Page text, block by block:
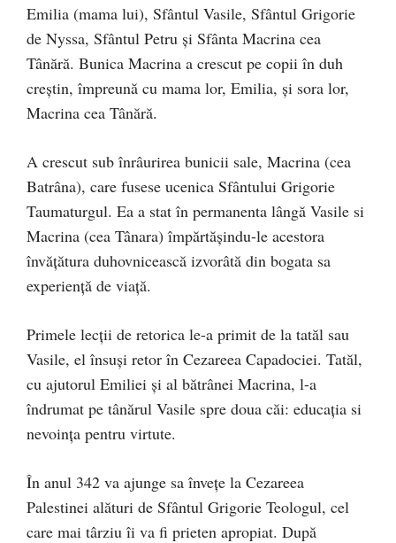
Emilia (mama lui), Sfântul Vasile, Sfântul Grigorie
de Nyssa, Sfântul Petru și Sfânta Macrina cea
Tânără. Bunica Macrina a crescut pe copii în duh
creștin, împreună cu mama lor, Emilia, și sora lor,
Macrina cea Tânără.
A crescut sub înrâurirea bunicii sale, Macrina (cea
Batrâna), care fusese ucenica Sfântului Grigorie
Taumaturgul. Ea a stat în permanenta lângă Vasile si
Macrina (cea Tânara) împărtășindu-le acestora
învățătura duhovnicească izvorâtă din bogata sa
experiență de viață.
Primele lecții de retorica le-a primit de la tatăl sau
Vasile, el însuși retor în Cezareea Capadociei. Tatăl,
cu ajutorul Emiliei și al bătrânei Macrina, l-a
îndrumat pe tânărul Vasile spre doua căi: educația si
nevoința pentru virtute.
În anul 342 va ajunge sa învețe la Cezareea
Palestinei alături de Sfântul Grigorie Teologul, cel
care mai târziu îi va fi prieten apropiat. După